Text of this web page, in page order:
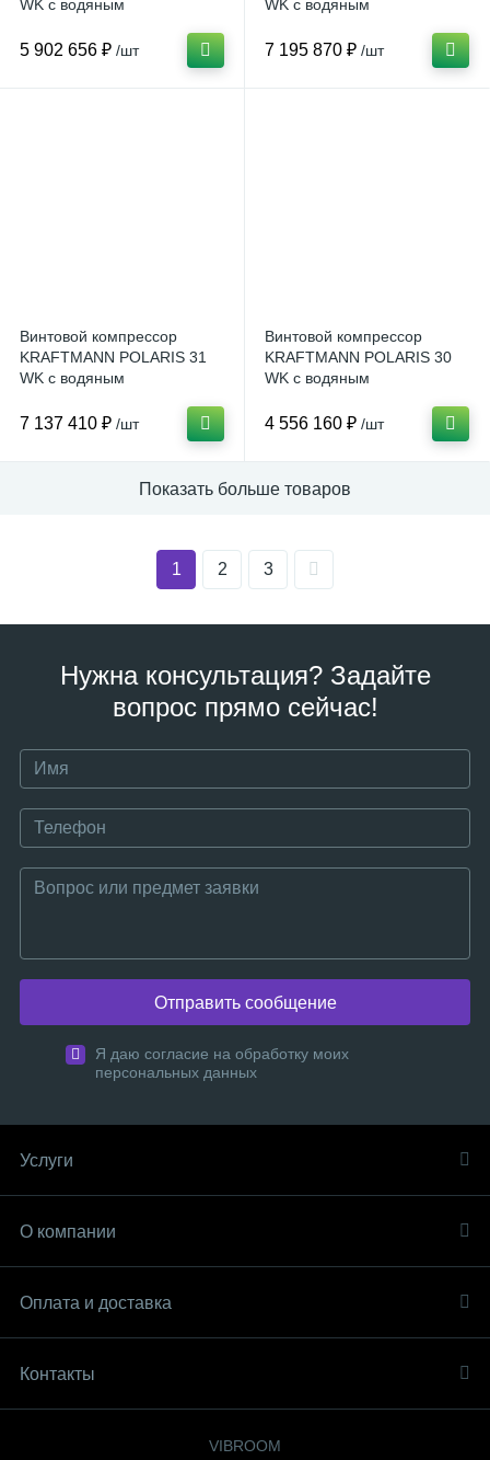
WK с водяным
5 902 656 ₽ /шт
WK с водяным
7 195 870 ₽ /шт
Винтовой компрессор
KRAFTMANN POLARIS 31
WK с водяным
7 137 410 ₽ /шт
Винтовой компрессор
KRAFTMANN POLARIS 30
WK с водяным
4 556 160 ₽ /шт
Показать больше товаров
1 2 3
Нужна консультация? Задайте
вопрос прямо сейчас!
Отправить сообщение
Я даю согласие на обработку моих
персональных данных
Услуги
О компании
Оплата и доставка
Контакты
VIBROOM